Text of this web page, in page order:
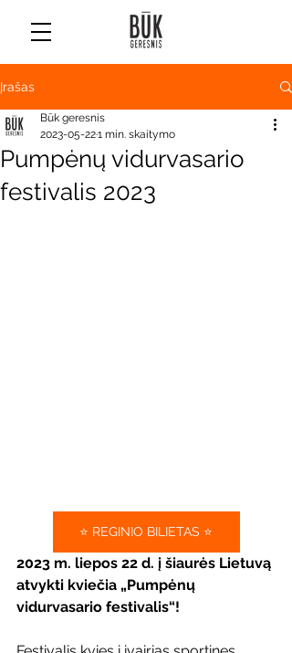
Įrašas
Pumpėnų vidurvasario
festivalis 2023
Būk geresnis
2023-05-221 min. skaitymo
⭐ REGINIO BILIETAS ⭐
2023 m. liepos 22 d. į šiaurės Lietuvą
atvykti kviečia „Pumpėnų
vidurvasario festivalis“!